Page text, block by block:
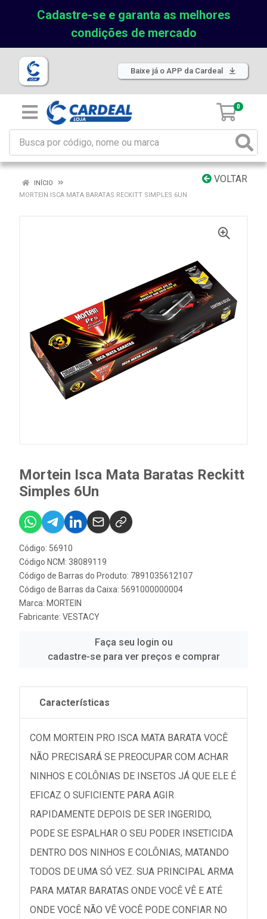
Cadastre-se e garanta as melhores
condições de mercado
Baixe já o APP da Cardeal
0
VOLTAR
INÍCIO
MORTEIN ISCA MATA BARATAS RECKITT SIMPLES 6UN
Mortein Isca Mata Baratas Reckitt
Simples 6Un
Código: 56910
Código NCM: 38089119
Código de Barras do Produto: 7891035612107
Código de Barras da Caixa: 5691000000004
Marca: MORTEIN
Fabricante: VESTACY
Faça seu login ou
cadastre-se para ver preços e comprar
Características
COM MORTEIN PRO ISCA MATA BARATA VOCÊ
NÃO PRECISARÁ SE PREOCUPAR COM ACHAR
NINHOS E COLÔNIAS DE INSETOS JÁ QUE ELE É
EFICAZ O SUFICIENTE PARA AGIR
RAPIDAMENTE DEPOIS DE SER INGERIDO,
PODE SE ESPALHAR O SEU PODER INSETICIDA
DENTRO DOS NINHOS E COLÔNIAS, MATANDO
TODOS DE UMA SÓ VEZ. SUA PRINCIPAL ARMA
PARA MATAR BARATAS ONDE VOCÊ VÊ E ATÉ
ONDE VOCÊ NÃO VÊ VOCÊ PODE CONFIAR NO